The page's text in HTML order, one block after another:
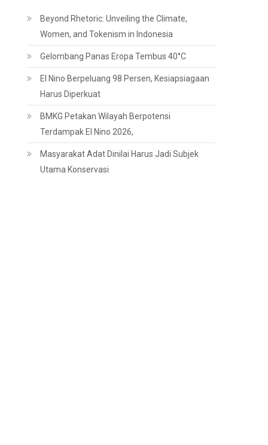
Beyond Rhetoric: Unveiling the Climate,
Women, and Tokenism in Indonesia
Gelombang Panas Eropa Tembus 40°C
El Nino Berpeluang 98 Persen, Kesiapsiagaan
Harus Diperkuat
BMKG Petakan Wilayah Berpotensi
Terdampak El Nino 2026,
Masyarakat Adat Dinilai Harus Jadi Subjek
Utama Konservasi